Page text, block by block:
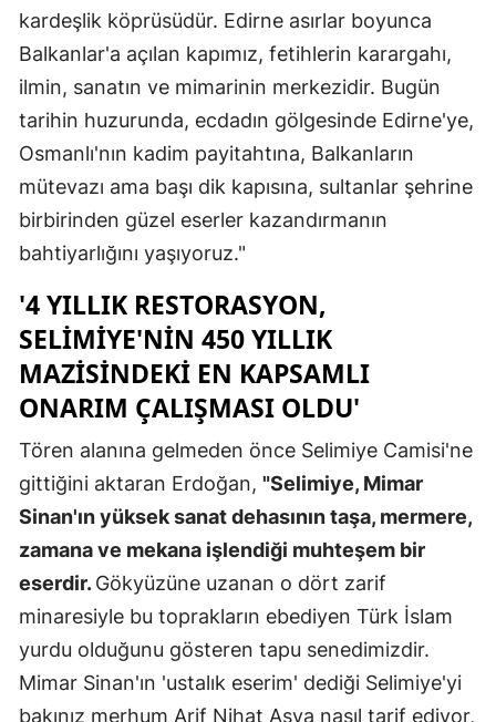
Zonguldak
Aksaray
Bayburt
Ardahan
Iğdır
Yalova
Kilis
Osmaniye
kardeşlik köprüsüdür. Edirne asırlar boyunca
Balkanlar'a açılan kapımız, fetihlerin karargahı,
ilmin, sanatın ve mimarinin merkezidir. Bugün
tarihin huzurunda, ecdadın gölgesinde Edirne'ye,
Osmanlı'nın kadim payitahtına, Balkanların
mütevazı ama başı dik kapısına, sultanlar şehrine
birbirinden güzel eserler kazandırmanın
bahtiyarlığını yaşıyoruz."
'4 YILLIK RESTORASYON,
SELIMIYE'NIN 450 YILLIK
MAZISINDEKI EN KAPSAMLI
ONARIM ÇALIŞMASI OLDU'
Tören alanına gelmeden önce Selimiye Camisi'ne
gittiğini aktaran Erdoğan, "Selimiye, Mimar
Sinan'ın yüksek sanat dehasının taşa, mermere,
zamana ve mekana işlendiği muhteşem bir
eserdir.Gökyüzüne uzanan o dört zarif
minaresiyle bu toprakların ebediyen Türk İslam
yurdu olduğunu gösteren tapu senedimizdir.
Mimar Sinan'ın 'ustalık eserim' dediği Selimiye'yi
bakınız merhum Arif Nihat Asya nasıl tarif ediyor,